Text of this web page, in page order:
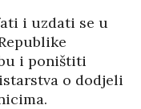
i uzdati se u
i poništiti
o dodjeli